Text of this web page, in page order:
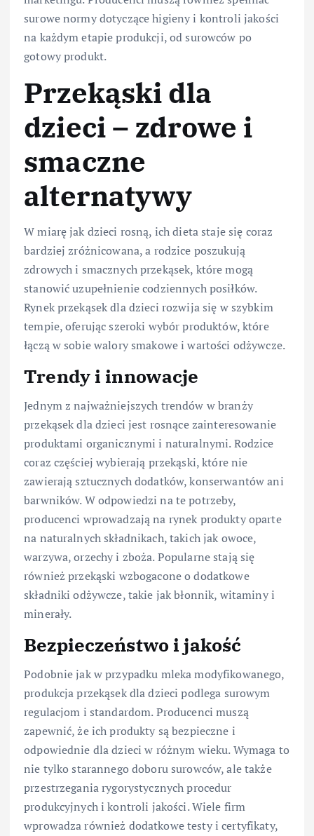
surowe normy dotyczące higieny i kontroli jakości
na każdym etapie produkcji, od surowców po
gotowy produkt.
Przekąski dla
dzieci – zdrowe i
smaczne
alternatywy
W miarę jak dzieci rosną, ich dieta staje się coraz
bardziej zróżnicowana, a rodzice poszukują
zdrowych i smacznych przekąsek, które mogą
stanowić uzupełnienie codziennych posiłków.
Rynek przekąsek dla dzieci rozwija się w szybkim
tempie, oferując szeroki wybór produktów, które
łączą w sobie walory smakowe i wartości odżywcze.
Trendy i innowacje
Jednym z najważniejszych trendów w branży
przekąsek dla dzieci jest rosnące zainteresowanie
produktami organicznymi i naturalnymi. Rodzice
coraz częściej wybierają przekąski, które nie
zawierają sztucznych dodatków, konserwantów ani
barwników. W odpowiedzi na te potrzeby,
producenci wprowadzają na rynek produkty oparte
na naturalnych składnikach, takich jak owoce,
warzywa, orzechy i zboża. Popularne stają się
również przekąski wzbogacone o dodatkowe
składniki odżywcze, takie jak błonnik, witaminy i
minerały.
Bezpieczeństwo i jakość
Podobnie jak w przypadku mleka modyfikowanego,
produkcja przekąsek dla dzieci podlega surowym
regulacjom i standardom. Producenci muszą
zapewnić, że ich produkty są bezpieczne i
odpowiednie dla dzieci w różnym wieku. Wymaga to
nie tylko starannego doboru surowców, ale także
przestrzegania rygorystycznych procedur
produkcyjnych i kontroli jakości. Wiele firm
wprowadza również dodatkowe testy i certyfikaty,